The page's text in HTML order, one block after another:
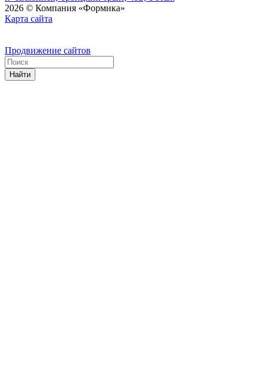
2026 © Компания «Формика»
Карта сайта
Продвижение сайтов
Найти